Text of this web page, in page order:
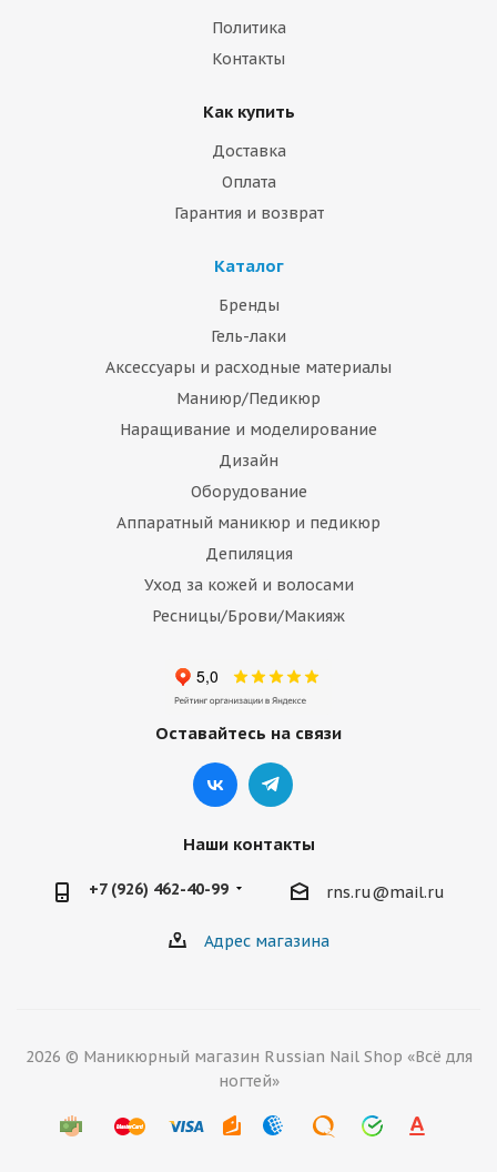
Политика
Контакты
Как купить
Доставка
Оплата
Гарантия и возврат
Каталог
Бренды
Гель-лаки
Аксессуары и расходные материалы
Маниюр/Педикюр
Наращивание и моделирование
Дизайн
Оборудование
Аппаратный маникюр и педикюр
Депиляция
Уход за кожей и волосами
Ресницы/Брови/Макияж
Оставайтесь на связи
Наши контакты
+7 (926) 462-40-99 rns.ru@mail.ru
Адрес магазина
2026 © Маникюрный магазин Russian Nail Shop «Всё для
ногтей»